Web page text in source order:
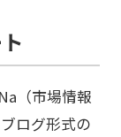
（市場情報
ログ形式の